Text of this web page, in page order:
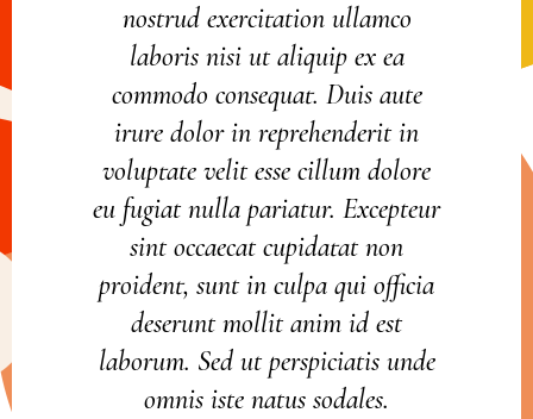
nostrud exercitation ullamco
laboris nisi ut aliquip ex ea
commodo consequat. Duis aute
irure dolor in reprehenderit in
voluptate velit esse cillum dolore
eu fugiat nulla pariatur. Excepteur
sint occaecat cupidatat non
proident, sunt in culpa qui officia
deserunt mollit anim id est
laborum. Sed ut perspiciatis unde
omnis iste natus sodales.